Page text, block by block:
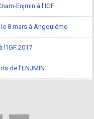
Enjmin à l'IGF
8 mars à Angoulême
l'IGF 2017
de l'ENJMIN